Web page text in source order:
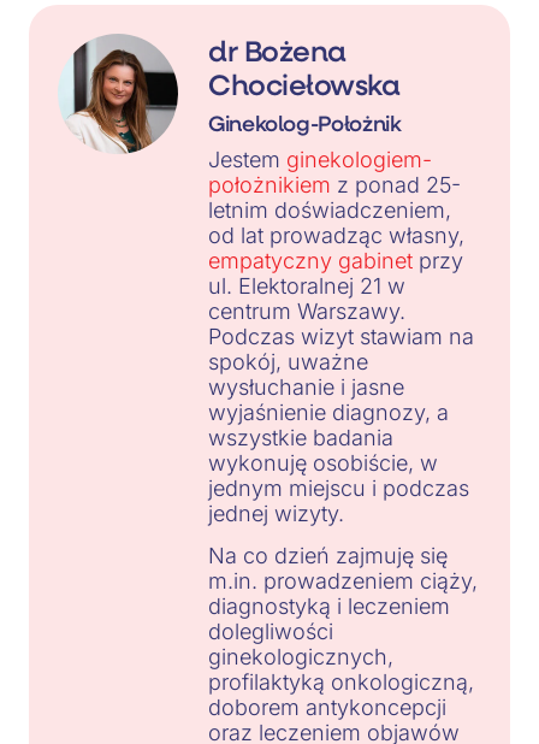
dr Bożena
Chociełowska
Ginekolog-Położnik
Jestem ginekologiem-
położnikiem z ponad 25-
letnim doświadczeniem,
od lat prowadząc własny,
empatyczny gabinet przy
ul. Elektoralnej 21 w
centrum Warszawy.
Podczas wizyt stawiam na
spokój, uważne
wysłuchanie i jasne
wyjaśnienie diagnozy, a
wszystkie badania
wykonuję osobiście, w
jednym miejscu i podczas
jednej wizyty.
Na co dzień zajmuję się
m.in. prowadzeniem ciąży,
diagnostyką i leczeniem
dolegliwości
ginekologicznych,
profilaktyką onkologiczną,
doborem antykoncepcji
oraz leczeniem objawów